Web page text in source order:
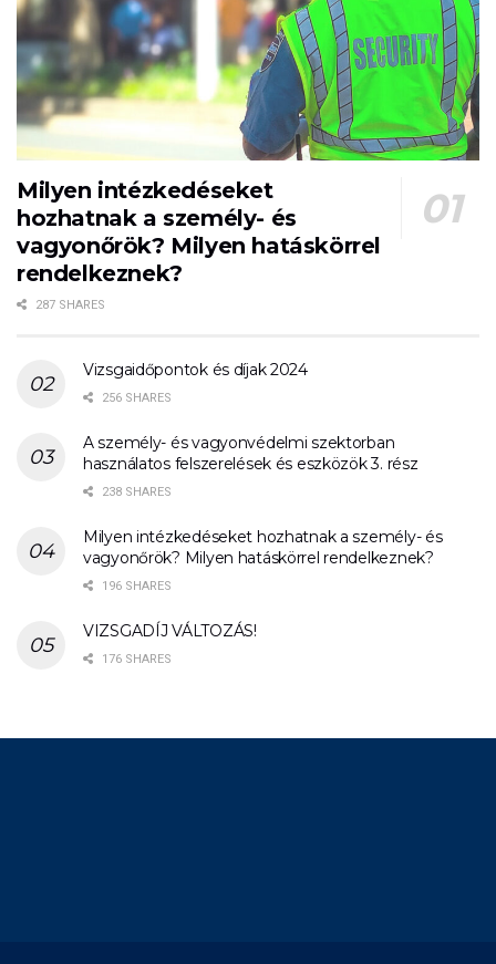
Milyen intézkedéseket
hozhatnak a személy- és
vagyonőrök? Milyen hatáskörrel
rendelkeznek?
287 SHARES
Vizsgaidőpontok és díjak 2024
256 SHARES
A személy- és vagyonvédelmi szektorban
használatos felszerelések és eszközök 3. rész
238 SHARES
Milyen intézkedéseket hozhatnak a személy- és
vagyonőrök? Milyen hatáskörrel rendelkeznek?
196 SHARES
VIZSGADÍJ VÁLTOZÁS!
176 SHARES